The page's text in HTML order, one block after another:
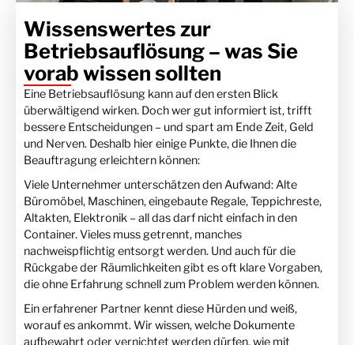
Wissenswertes zur
Betriebsauflösung – was Sie
vorab wissen sollten
Eine Betriebsauflösung kann auf den ersten Blick
überwältigend wirken. Doch wer gut informiert ist, trifft
bessere Entscheidungen – und spart am Ende Zeit, Geld
und Nerven. Deshalb hier einige Punkte, die Ihnen die
Beauftragung erleichtern können:
Viele Unternehmer unterschätzen den Aufwand: Alte
Büromöbel, Maschinen, eingebaute Regale, Teppichreste,
Altakten, Elektronik – all das darf nicht einfach in den
Container. Vieles muss getrennt, manches
nachweispflichtig entsorgt werden. Und auch für die
Rückgabe der Räumlichkeiten gibt es oft klare Vorgaben,
die ohne Erfahrung schnell zum Problem werden können.
Ein erfahrener Partner kennt diese Hürden und weiß,
worauf es ankommt. Wir wissen, welche Dokumente
aufbewahrt oder vernichtet werden dürfen, wie mit